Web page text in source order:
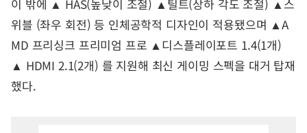
이 밖에 ▲ HAS(높낮이 조절) ▲틸트(상하 각도 조절) ▲스
위블 (좌우 회전) 등 인체공학적 디자인이 적용됐으며 ▲A
MD 프리싱크 프리미엄 프로 ▲디스플레이포트 1.4(1개)
▲ HDMI 2.1(2개) 를 지원해 최신 게이밍 스펙을 대거 탑재
했다.